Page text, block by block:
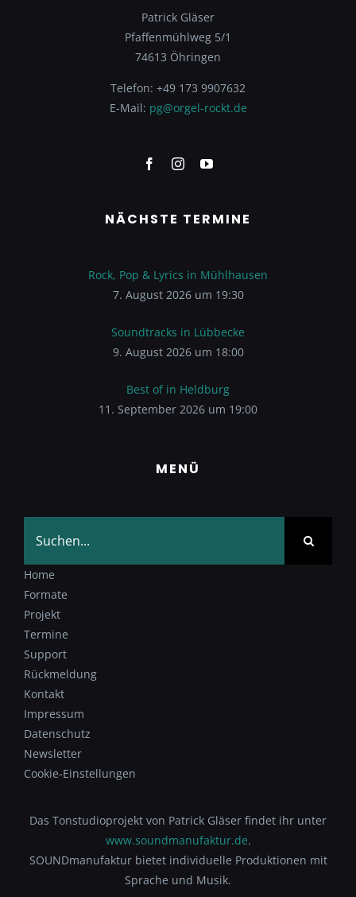
NÄCHSTE TERMINE
Rock, Pop & Lyrics in Mühlhausen
7. August 2026 um 19:30
Soundtracks in Lübbecke
9. August 2026 um 18:00
Best of in Heldburg
11. September 2026 um 19:00
Patrick Gläser
Pfaffenmühlweg 5/1
74613 Öhringen
Telefon: +49 173 9907632
E-Mail: pg@orgel-rockt.de
MENÜ
nach:
Home
Formate
Projekt
Termine
Support
Rückmeldung
Kontakt
Impressum
Datenschutz
Newsletter
Cookie-Einstellungen
Das Tonstudioprojekt von Patrick Gläser findet ihr unter
www.soundmanufaktur.de.
SOUNDmanufaktur bietet individuelle Produktionen mit
Sprache und Musik.